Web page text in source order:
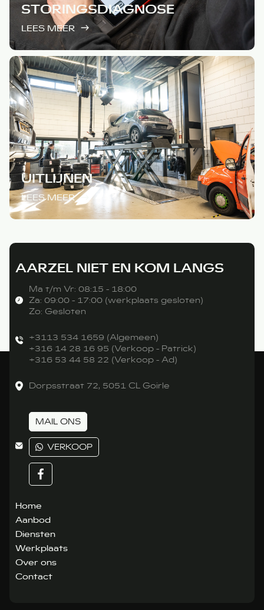
STORINGSDIAGNOSE
LEES MEER
UITLIJNEN
LEES MEER
AARZEL NIET EN KOM LANGS
Ma t/m Vr: 08:15 - 18:00
Za: 09:00 - 17:00 (werkplaats gesloten)
Zo: Gesloten
+3113 534 1659 (Algemeen)
+316 14 28 16 95 (Verkoop - Patrick)
+316 53 44 58 22 (Verkoop - Ad)
Dorpsstraat 72, 5051 CL Goirle
MAIL ONS
VERKOOP
Home
Aanbod
Diensten
Werkplaats
Over ons
Contact